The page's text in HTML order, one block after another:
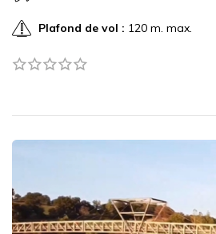
Plafond de vol : 120 m. max.